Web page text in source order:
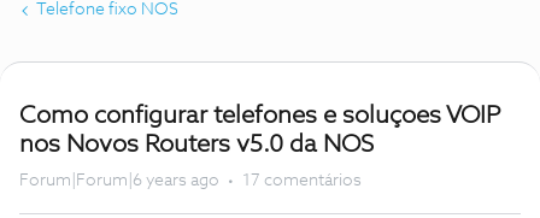
Telefone fixo NOS
Como configurar telefones e soluçoes VOIP
nos Novos Routers v5.0 da NOS
Forum|Forum|6 years ago 17 comentários